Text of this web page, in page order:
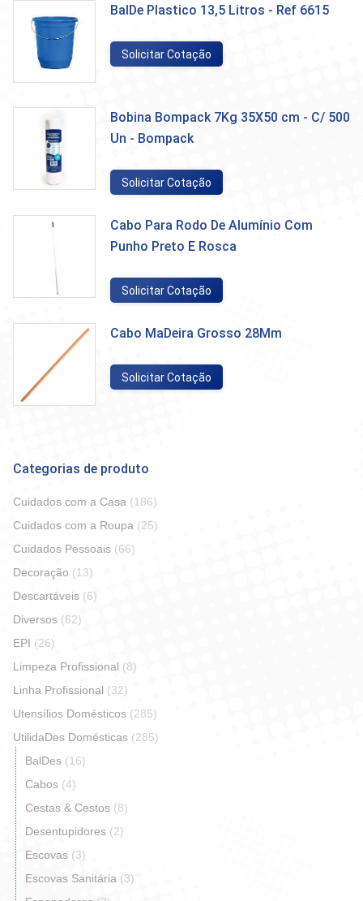
BalDe Plastico 13,5 Litros - Ref 6615
Solicitar Cotação
Bobina Bompack 7Kg 35X50 cm - C/ 500
Un - Bompack
Solicitar Cotação
Cabo Para Rodo De Alumínio Com
Punho Preto E Rosca
Solicitar Cotação
Cabo MaDeira Grosso 28Mm
Solicitar Cotação
Categorias de produto
Cuidados com a Casa (186)
Cuidados com a Roupa (25)
Cuidados Pessoais (66)
Decoração (13)
Descartáveis (6)
Diversos (62)
EPI (26)
Limpeza Profissional (8)
Linha Profissional (32)
Utensílios Domésticos (285)
UtilidaDes Domésticas (285)
BalDes (16)
Cabos (4)
Cestas & Cestos (8)
Desentupidores (2)
Escovas (3)
Escovas Sanitária (3)